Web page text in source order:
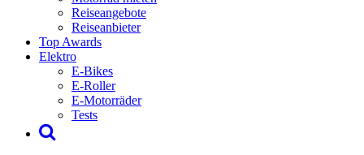
Reiseangebote
Reiseanbieter
Top Awards
Elektro
E-Bikes
E-Roller
E-Motorräder
Tests